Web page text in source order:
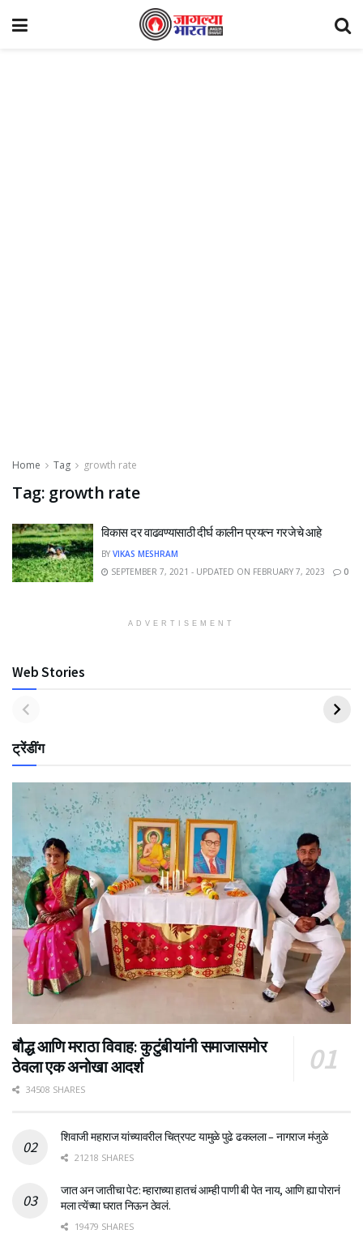
Home Tag growth rate
Tag: growth rate
विकास दर वाढवण्यासाठी दीर्घ कालीन प्रयत्न गरजेचे आहे
BY VIKAS MESHRAM
SEPTEMBER 7, 2021 - UPDATED ON FEBRUARY 7, 2023
0
ADVERTISEMENT
Web Stories
ट्रेंडींग
बौद्ध आणि मराठा विवाह: कुटुंबीयांनी समाजासमोर
ठेवला एक अनोखा आदर्श
34508 SHARES
शिवाजी महाराज यांच्यावरील चित्रपट यामुळे पुढे ढकलला – नागराज मंजुळे
21218 SHARES
जात अन जातीचा पेट: म्हाराच्या हातचं आम्ही पाणी बी पेत नाय, आणि ह्या पोरानं
मला त्येंच्या घरात निऊन ठेवलं.
19479 SHARES